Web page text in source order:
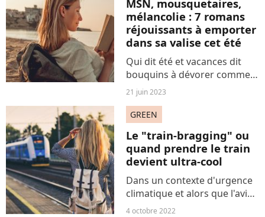
MSN, mousquetaires,
mélancolie : 7 romans
réjouissants à emporter
dans sa valise cet été
Qui dit été et vacances dit
bouquins à dévorer comme
une crème glacée. Et ce ne
sont pas les super livres qui
manquent : classiques,
nouvelles parutions
audacieuses, portraits de
femmes....
21 juin 2023
GREEN
Le "train-bragging" ou
quand prendre le train
devient ultra-cool
Dans un contexte d'urgence
climatique et alors que l'avion
est de plus en plus pointé du
4 octobre 2022